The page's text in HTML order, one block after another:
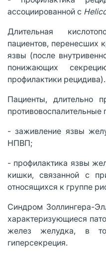
ассоциированной с
Длительная
пациентов, перенесших
язвы (после
понижающих
профилактики рецидива).
Пациенты, длительно
- заживление язвы
НПВП;
- профилактика язвы
кишки, связанной с
относящихся к группе
Синдром Золлингера-
характеризующиеся
желез желудка, в
гиперсекреция.